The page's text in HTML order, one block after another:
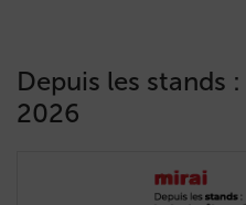
Depuis les stands
2026